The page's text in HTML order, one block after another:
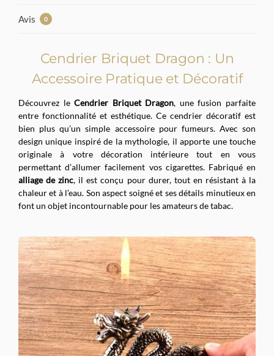
Avis 0
Cendrier Briquet Dragon : Un
Accessoire Pratique et Décoratif
Découvrez leCendrier Briquet Dragon, une fusion parfaite
entre fonctionnalité et esthétique. Ce cendrier décoratif est
bien plus qu’un simple accessoire pour fumeurs. Avec son
design unique inspiré de la mythologie, il apporte une touche
originale à votre décoration intérieure tout en vous
permettant d’allumer facilement vos cigarettes. Fabriqué en
alliage de zinc, il est conçu pour durer, tout en résistant à la
chaleur et à l’eau. Son aspect soigné et ses détails minutieux en
font un objet incontournable pour les amateurs de tabac.